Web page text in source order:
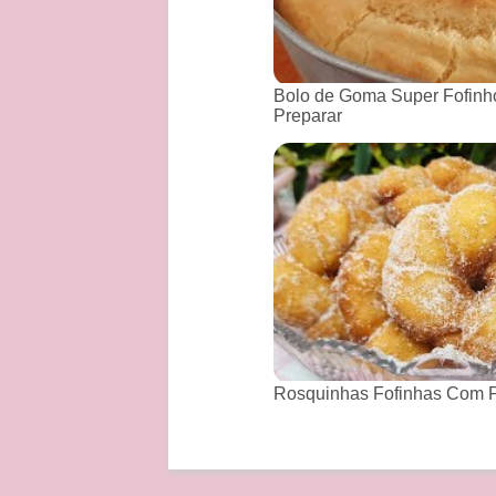
Bolo de Goma Super
Preparar
Rosquinhas Fofinhas Com